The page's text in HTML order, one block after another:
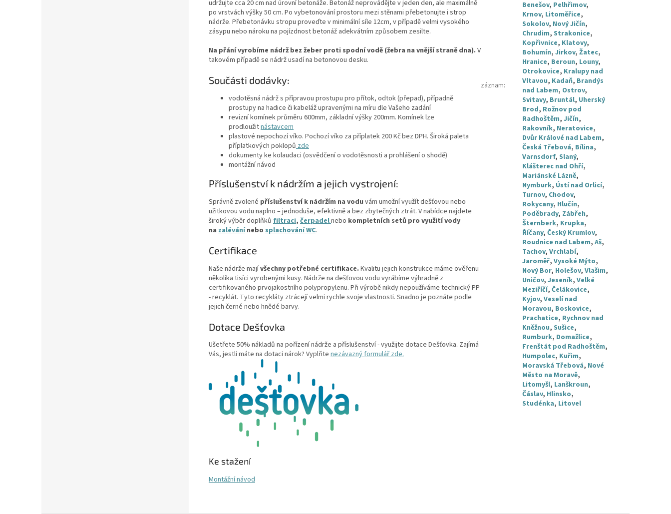
udržujte cca 20 cm nad úrovní betonáže. Betonáž neprovádějte v jeden den, ale maximálně
po vrstvách výšky 50 cm. Po vybetonování prostoru mezi stěnami přebetonujte i strop
nádrže. Přebetonávku stropu proveďte v minimální síle 12cm, v případě velmi vysokého
zásypu nebo nároku na pojízdnost betonáž adekvátním způsobem zesilte.
Na přání vyrobíme nádrž bez žeber proti spodní vodě (žebra na vnější straně dna). V
takovém případě se nádrž usadí na betonovou desku.
Součásti dodávky:
vodotěsná nádrž s přípravou prostupu pro přítok, odtok (přepad), případně
prostupy na hadice či kabeláž upravenými na míru dle Vašeho zadání
revizní komínek průměru 600mm, základní výšky 200mm. Komínek lze
prodloužitnástavcem
plastové nepochozí víko. Pochozí víko za příplatek 200 Kč bez DPH. Široká paleta
příplatkových poklopů zde
dokumenty ke kolaudaci (osvědčení o vodotěsnosti a prohlášení o shodě)
montážní návod
Příslušenství k nádržím a jejich vystrojení:
Správně zvolené příslušenství k nádržím na vodu vám umožní využít dešťovou nebo
užitkovou vodu naplno – jednoduše, efektivně a bez zbytečných ztrát. V nabídce najdete
široký výběr doplňků filtraci, čerpadelnebo kompletních setů pro využití vody
na zalévání nebo splachování WC.
Certifikace
Naše nádrže majívšechny potřebné certifikace. Kvalitu jejich konstrukce máme ověřenu
několika tisíci vyrobenými kusy. Nádrže na dešťovou vodu vyrábíme výhradně z
certifikovaného prvojakostního polypropylenu. Při výrobě nikdy nepoužíváme technický PP
- recyklát. Tyto recykláty ztrácejí velmi rychle svoje vlastnosti. Snadno je poznáte podle
jejich černé nebo hnědé barvy.
Dotace Dešťovka
Ušetřete 50% nákladů na pořízení nádrže a příslušenství - využijte dotace Dešťovka. Zajímá
Vás, jestli máte na dotaci nárok? Vyplňte nezávazný formulář zde.
Ke stažení
Montážní návod
záznam:
Benešov, Pelhřimov,
Krnov, Litoměřice,
Sokolov, Nový Jičín,
Chrudim,Strakonice,
Kopřivnice, Klatovy,
Bohumín,Jirkov,Žatec,
Hranice, Beroun, Louny,
Otrokovice, Kralupy nad
Vltavou, Kadaň, Brandýs
nad Labem, Ostrov,
Svitavy, Bruntál, Uherský
Brod, Rožnov pod
Radhoštěm,Jičín,
Rakovník, Neratovice,
Dvůr Králové nad Labem,
Česká Třebová, Bílina,
Varnsdorf,Slaný,
Klášterec nad Ohří,
Mariánské Lázně,
Nymburk, Ústí nad Orlicí,
Turnov, Chodov,
Rokycany, Hlučín,
Poděbrady, Zábřeh,
Šternberk, Krupka,
Říčany,Český Krumlov,
Roudnice nad Labem,Aš,
Tachov,Vrchlabí,
Jaroměř,Vysoké Mýto,
Nový Bor, Holešov,Vlašim,
Uničov,Jeseník,Velké
Meziříčí,Čelákovice,
Kyjov,Veselí nad
Moravou, Boskovice,
Prachatice, Rychnov nad
Kněžnou,Sušice,
Rumburk, Domažlice,
Frenštát pod Radhoštěm,
Humpolec, Kuřim,
Moravská Třebová, Nové
Město na Moravě,
Litomyšl, Lanškroun,
Čáslav, Hlinsko,
Studénka, Litovel